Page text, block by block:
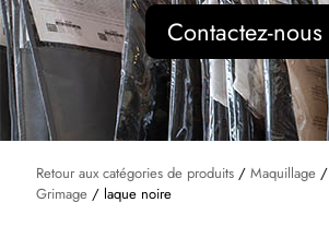
Contactez-nous
Retour aux catégories de produits / Maquillage /
Grimage / laque noire